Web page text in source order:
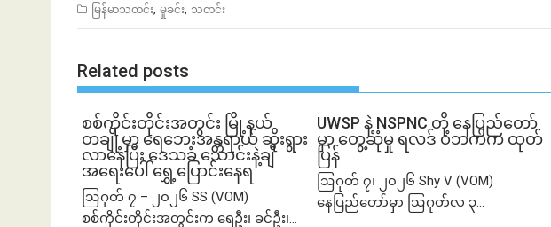
မြန်မာသတင်း, မှုခင်း, သတင်း
Related posts
စစ်ကိုင်းတိုင်းအတွင်း မြို့နယ်
တချို့မှာ ရေဘေးအန္တရာယ် ဆိုးရွား
လာနေပြီး ဒေသခံ သောင်းနဲ့ချီ
အရေးပေါ် ရွှေ့ပြောင်းနေရ
ဩဂုတ် ၇ – ၂၀၂၆ SS (VOM)
စစ်ကိုင်းတိုင်းအတွင်းက ရေဦး၊ ခင်ဦး၊...
UWSP နဲ့ NSPNC တို့ နေပြည်တော်
မှာ တွေ့ဆုံမှု ရလဒ် ဝဘက်က ထုတ်
ပြန်
ဩဂုတ် ၇၊ ၂၀၂၆ Shy V (VOM)
နေပြည်တော်မှာ ဩဂုတ်လ ၃...